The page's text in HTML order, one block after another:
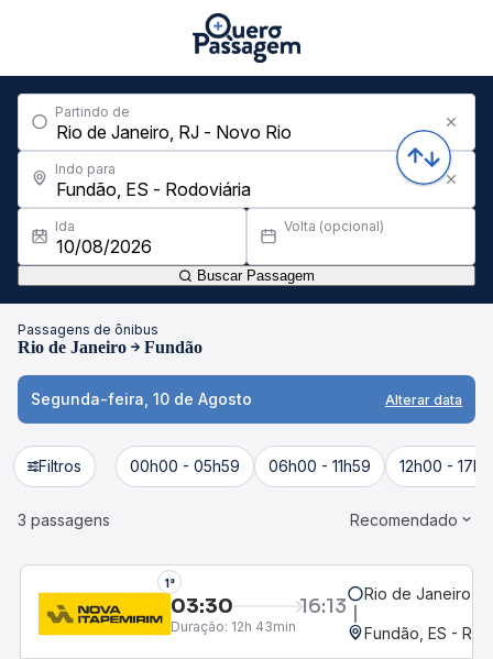
Partindo de
Indo para
Ida Volta (opcional)
Buscar Passagem
Passagens de ônibus
Rio de Janeiro Fundão
Segunda-feira, 10 de Agosto Alterar data
Filtros 00h00 - 05h59 06h00 - 11h59 12h00 -
3 passagens Recomendado
1°
03:30 16:13
Duração: 12h 43min
Rio de Janeiro,
Fundão, ES -